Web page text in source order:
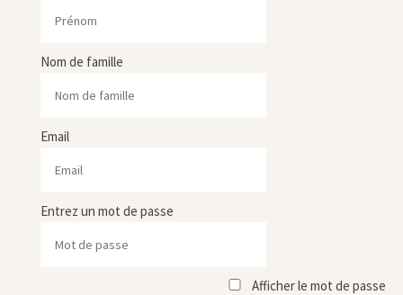
Nom de famille
Email
Entrez un mot de passe
Afficher le mot de passe